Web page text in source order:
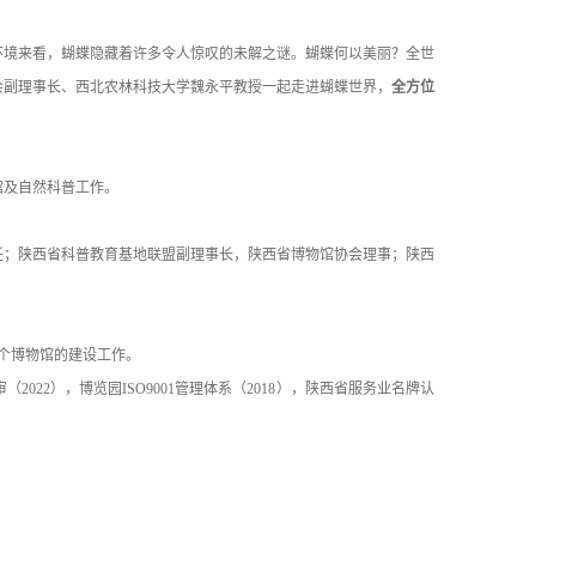
来看，蝴蝶隐藏着许多令人惊叹的未解之谜。蝴蝶何以美丽？全世
理事长、西北农林科技大学魏永平教授一起走进蝴蝶世界， 全方位
自然科普工作。
陕西省科普教育基地联盟副理事长，陕西省博物馆协会理事；陕西
物馆的建设工作。
2022），博览园ISO9001管理体系（2018），陕西省服务业名牌认